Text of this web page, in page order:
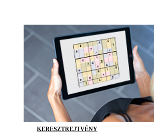
KERESZTREJTVÉNY